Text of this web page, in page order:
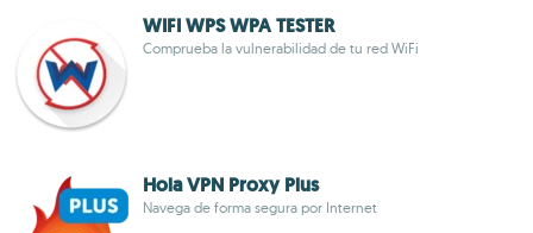
WIFI WPS WPA TESTER
Comprueba la vulnerabilidad de tu red WiFi
Hola VPN Proxy Plus
Navega de forma segura por Internet